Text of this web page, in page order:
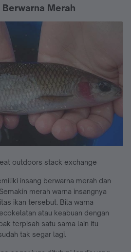
Merah
outdoors stack exchange
insang berwarna merah dan
merah warna insangnya
ikan tersebut. Bila warna
atau keabuan dengan
terpisah satu sama lain itu
tak segar lagi.